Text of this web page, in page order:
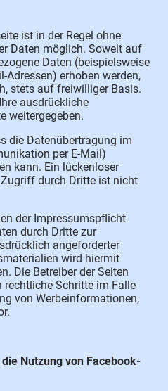
ist in der Regel ohne
Daten möglich. Soweit auf
Daten (beispielsweise
Adressen) erhoben werden,
stets auf freiwilliger Basis.
ausdrückliche
weitergegeben.
die Datenübertragung im
per E-Mail)
kann. Ein lückenloser
durch Dritte ist nicht
der Impressumspflicht
durch Dritte zur
angeforderter
wird hiermit
Die Betreiber der Seiten
Schritte im Falle
von Werbeinformationen,
Nutzung von Facebook-